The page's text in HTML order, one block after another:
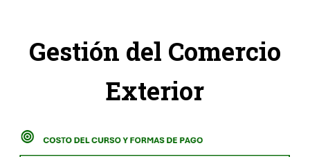
Gestión del Comercio
Exterior